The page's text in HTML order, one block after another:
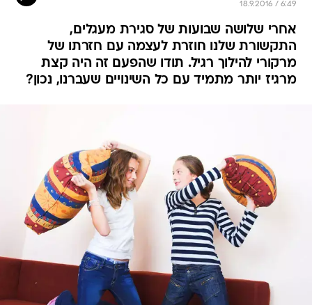
18.9.2016 / 6:49
אחרי שלושה שבועות של סגירת מעגלים,
התקשורת שלנו חוזרת לעצמה עם חזרתו של
מרקורי להילוך רגיל. תודו שהפעם זה היה קצת
מרגיז יותר מתמיד עם כל השינויים שעברנו, נכון?